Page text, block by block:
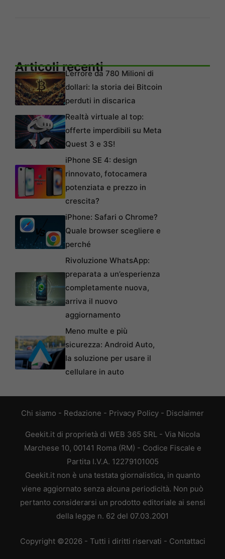
Articoli recentiL’errore da 780 Milioni di
dollari: la storia dei Bitcoin
perduti in discarica
Realtà virtuale al top:
offerte imperdibili su Meta
Quest 3 e 3S!
iPhone SE 4: design
rinnovato, fotocamera
potenziata e prezzo in
crescita?
iPhone: Safari o Chrome?
Quale browser scegliere e
perché
Rivoluzione WhatsApp:
preparata a un’esperienza
completamente nuova,
arriva il nuovo
aggiornamento
Meno multe e più
sicurezza: Android Auto,
la soluzione per usare il
cellulare in auto
Chi siamo - Redazione - Privacy Policy - Disclaimer
Geekit.it di proprietà di WEB 365 SRL - Via Nicola
Marchese 10, 00141 Roma (RM) - Codice Fiscale e
Partita I.V.A. 12279101005
Geekit.it non è una testata giornalistica, in quanto
viene aggiornato senza alcuna periodicità. Non può
pertanto considerarsi un prodotto editoriale ai sensi
della legge n. 62 del 07.03.2001
Copyright ©2026 - Tutti i diritti riservati - Contattaci